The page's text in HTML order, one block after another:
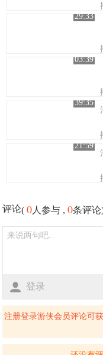
29:33
03:39
39:35
21:59
评论(0 人参与 ,0条评论
登录
注册登录游侠会员评论可